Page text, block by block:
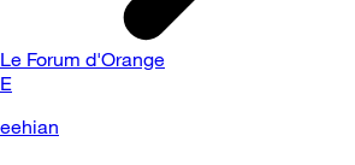
Le Forum d'Orange
E
eehian